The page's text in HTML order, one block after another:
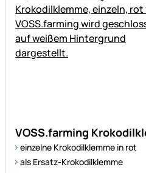
VOSS.farming
einzelne Krokodilklemme in rot
als Ersatz-Krokodilklemme